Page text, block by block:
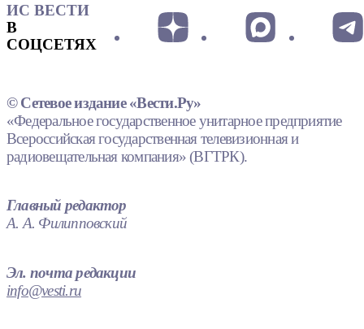
ИС ВЕСТИ
В
СОЦСЕТЯХ
© Сетевое издание «Вести.Ру»
«Федеральное государственное унитарное предприятие
Всероссийская государственная телевизионная и
радиовещательная компания» (ВГТРК).
Главный редактор
А. А. Филипповский
Эл. почта редакции
info@vesti.ru